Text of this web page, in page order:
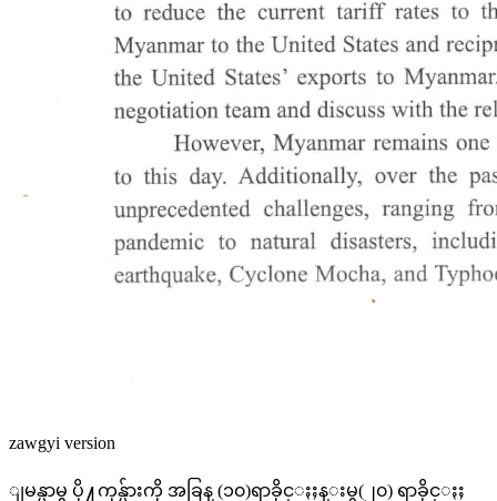
zawgyi version
ျမန္မာမွ ပို႔ကုန္မ်ားကို အခြန္ (၁၀)ရာခိုင္ႏႈန္းမွ(၂၀) ရာခိုင္ႏႈ